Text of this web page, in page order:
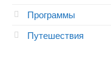
Программы
Путешествия